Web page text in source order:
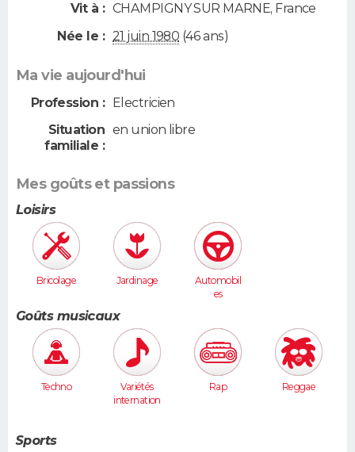
Vit à : CHAMPIGNY SUR MARNE, France
Née le : 21 juin 1980 (46 ans)
Ma vie aujourd'hui
Profession : Electricien
Situation
familiale :
en union libre
Mes goûts et passions
Loisirs
Bricolage Jardinage
Automobil
es
Goûts musicaux
Techno
Variétés
internation
Rap Reggae
Sports